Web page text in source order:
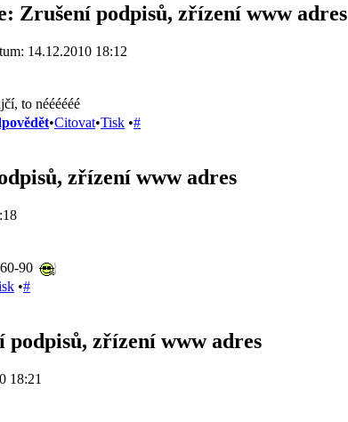
Zrušení podpisů, zřízení www adres
14.12.2010 18:12
to néééééé
•Citovat•Tisk •#
zřízení www adres
90
•#
podpisů, zřízení www adres
18:21